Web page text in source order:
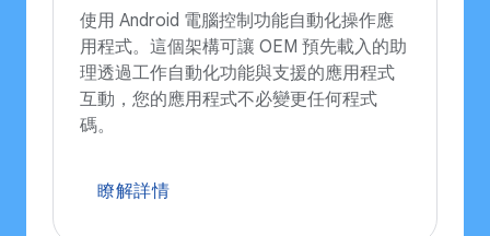
使用 Android 電腦控制功能自動化操作應
用程式。這個架構可讓 OEM 預先載入的助
理透過工作自動化功能與支援的應用程式
互動，您的應用程式不必變更任何程式
碼。
瞭解詳情